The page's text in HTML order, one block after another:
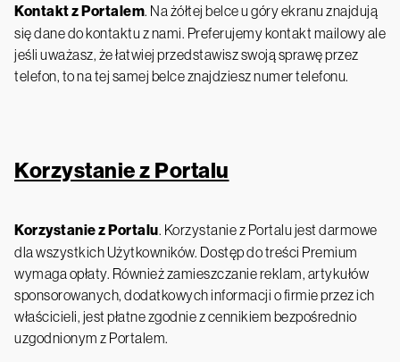
Kontakt z Portalem. Na żółtej belce u góry ekranu znajdują
się dane do kontaktu z nami. Preferujemy kontakt mailowy ale
jeśli uważasz, że łatwiej przedstawisz swoją sprawę przez
telefon, to na tej samej belce znajdziesz numer telefonu.
Korzystanie z Portalu
Korzystanie z Portalu. Korzystanie z Portalu jest darmowe
dla wszystkich Użytkowników. Dostęp do treści Premium
wymaga opłaty. Również zamieszczanie reklam, artykułów
sponsorowanych, dodatkowych informacji o firmie przez ich
właścicieli, jest płatne zgodnie z cennikiem bezpośrednio
uzgodnionym z Portalem.